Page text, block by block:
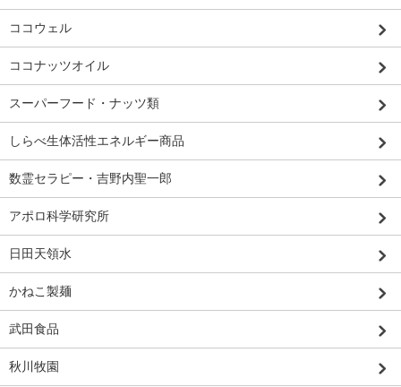
ココウェル
ココナッツオイル
スーパーフード・ナッツ類
しらべ生体活性エネルギー商品
数霊セラピー・吉野内聖一郎
アポロ科学研究所
日田天領水
かねこ製麺
武田食品
秋川牧園